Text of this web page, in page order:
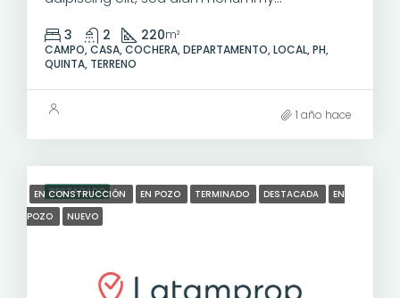
3 2 220m²
CAMPO, CASA, COCHERA, DEPARTAMENTO, LOCAL, PH,
QUINTA, TERRENO
1 año hace
DESTACADO
EN CONSTRUCCIÓN EN POZO TERMINADO DESTACADA
EN
POZO
NUEVO